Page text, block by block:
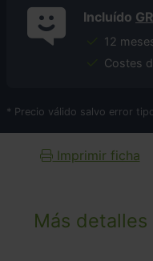
Más detalles
Incluído
12
Costes
* Precio válido salvo error
Imprimir ficha